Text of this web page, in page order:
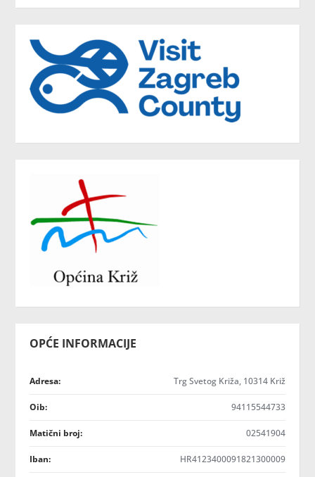
OPĆE INFORMACIJE
Adresa: Trg Svetog Križa, 10314 Križ
Oib: 94115544733
Matični broj: 02541904
Iban: HR4123400091821300009